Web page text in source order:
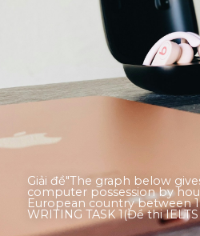
Vocabularies
Đề writing theo topic
Pie
Thành tích học viên
Giải đề"​The graph below
computer possession by
European country between
WRITING TASK 1(Đề thi